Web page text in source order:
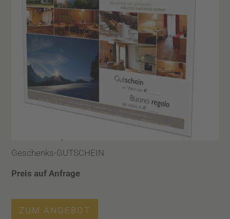
Geschenks-GUTSCHEIN
Preis auf Anfrage
ZUM ANGEBOT